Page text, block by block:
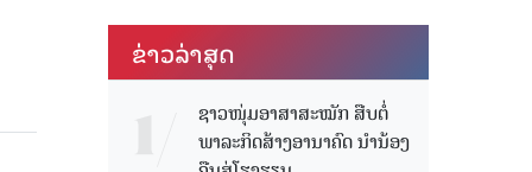
ຂ່າວ​ລ່າ​ສຸດ
ຊາວໜຸ່ມອາສາສະໝັກ ສືບຕໍ່
ພາລະກິດສ້າງອານາຄົດ ນໍານ້ອງ